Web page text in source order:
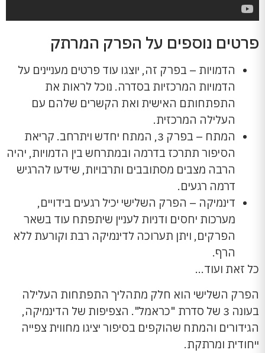
פרטים נוספים על הפרק המרתק
הדמויות – בפרק זה, יוצגו עוד פרטים מעניינים על
הדמויות המרכזיות בסדרה. נוכל לראות את
התפתחותם האישית ואת הקשרים שלהם עם
העלילה המרכזית.
המתח – בפרק 3, המתח יחדש ויתרחב. קריאת
הסיפור תתרכז בדרמה ובמתרחש בין הדמויות, יהיה
הרבה מצבים מסתובבים ותרבויות, שידעו להרגיש
דרמה רגעים.
דינמיקה – הפרק השלישי יכיל רגעים בידויים,
מערכות יחסים ודניות לעניין שיתפתח עוד בשאר
הפרקים, ויתן תערוכה לדינמיקה רבת וקורעת ללא
הרף.
כל זאת ועוד…
הפרק השלישי הוא חלק מתהליך התפתחות העלילה
בעונה 3 של סדרת "כראמל". הצפיפות של הדינמיקה,
הגידורים והמתח שהוקפים בסיפור יציגו מחווית צפייה
ייחודית ומרתקת.